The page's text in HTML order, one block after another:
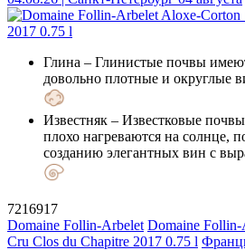
Глина – Глинистые почвы
довольно плотные и округлые
Известняк – Известковые
плохо нагреваются на солнце,
созданию элегантных вин с
7216917
Domaine Follin-Arbelet Domaine
Cru Clos du Chapitre 2017 0.75 l